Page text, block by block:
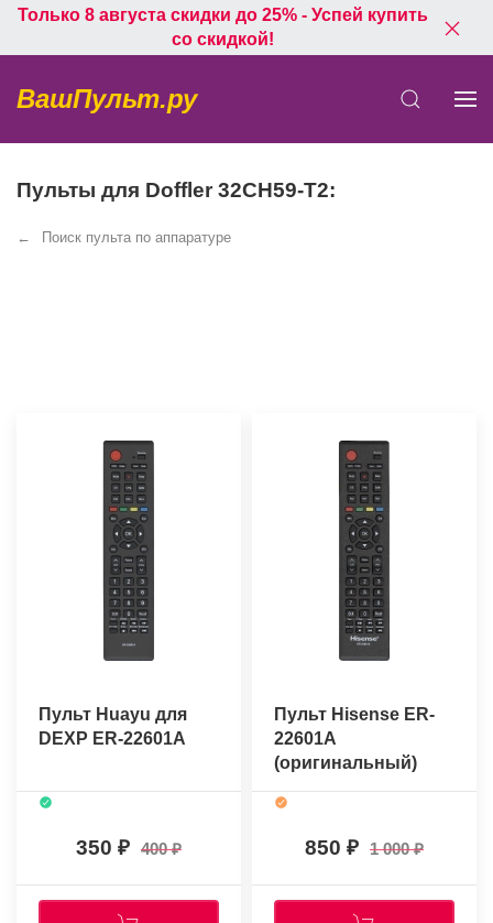
Только 8 августа скидки до 25% - Успей купить
со скидкой!
ВашПульт.ру
Пульты для Doffler 32CH59-T2:
Поиск пульта по аппаратуре
Пульт Huayu для
DEXP ER-22601A
350 400
Пульт Hisense ER-
22601A
(оригинальный)
850 1 000